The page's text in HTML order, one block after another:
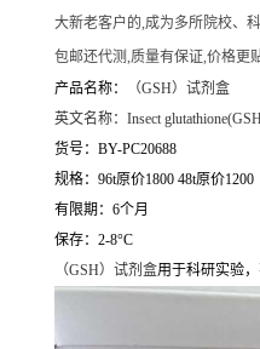
大新老客户的,成为多所院校、
包邮还代测,质量有保证,价格更
产品名称：
（GSH）试剂盒
英文名称： Insect
货号：BY-PC20688
规格：96t原价1800 48t原价1200
有限期：6个月
保存：2-8°C
（GSH）试剂盒用于科研实验，